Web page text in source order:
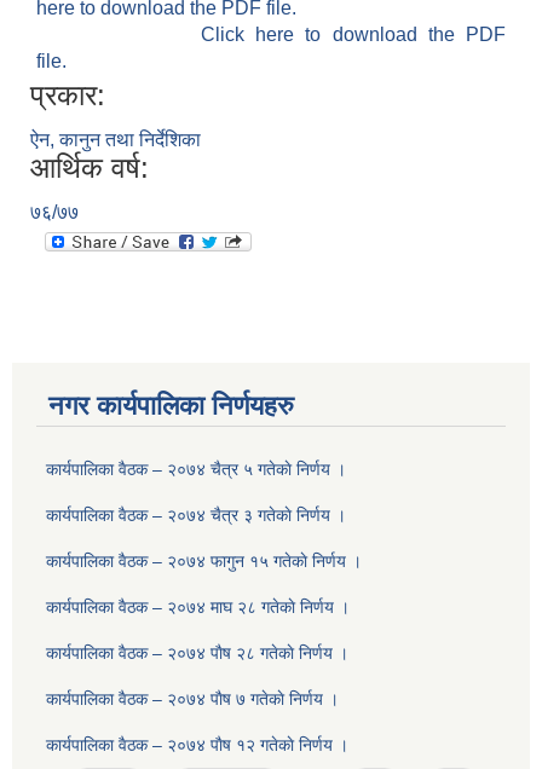
here to download the PDF file.
Click here to download the PDF
file.
प्रकार:
ऐन, कानुन तथा निर्देशिका
आर्थिक वर्ष:
७६/७७
नगर कार्यपालिका निर्णयहरु
कार्यपालिका वैठक – २०७४ चैत्र ५ गतेकाे निर्णय ।
कार्यपालिका वैठक – २०७४ चैत्र ३ गतेकाे निर्णय ।
कार्यपालिका वैठक – २०७४ फागुन १५ गतेकाे निर्णय ।
कार्यपालिका वैठक – २०७४ माघ २८ गतेकाे निर्णय ।
कार्यपालिका वैठक – २०७४ पाैष २८ गतेकाे निर्णय ।
कार्यपालिका वैठक – २०७४ पाैष ७ गतेकाे निर्णय ।
कार्यपालिका वैठक – २०७४ पाैष १२ गतेकाे निर्णय ।